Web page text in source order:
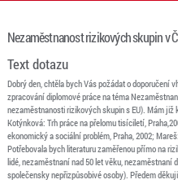
Nezaměstnanost rizikových skupin v
Text dotazu
Dobrý den, chtěla bych Vás požádat o doporučení
zpracování diplomové práce na téma
nezaměstnanosti rizikových skupin s EU). Mám již
Kotýnková: Trh práce na přelomu tisíciletí,
ekonomický a sociální problém, Praha, 2002;
Potřebovala bych literaturu zaměřenou přímo na
lidé, nezaměstnaní nad 50 let věku, nezaměstnaní
společensky nepřizpůsobivé osoby). Předem